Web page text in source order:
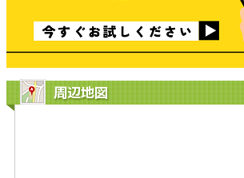
周辺地図